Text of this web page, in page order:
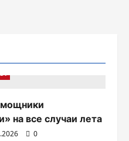
на все случаи лета
0